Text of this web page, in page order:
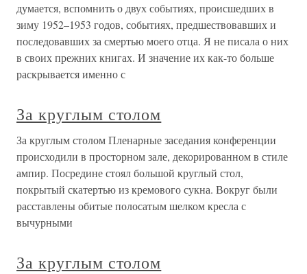
думается, вспомнить о двух событиях, происшедших в
зиму 1952–1953 годов, событиях, предшествовавших и
последовавших за смертью моего отца. Я не писала о них
в своих прежних книгах. И значение их как-то больше
раскрывается именно с
За круглым столом
За круглым столом Пленарные заседания конференции
происходили в просторном зале, декорированном в стиле
ампир. Посредине стоял большой круглый стол,
покрытый скатертью из кремового сукна. Вокруг были
расставлены обитые полосатым шелком кресла с
вычурными
За круглым столом